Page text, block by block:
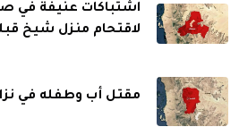
اشتباكات عنيفة في
لاقتحام منزل شيخ
مقتل أب وطفله في